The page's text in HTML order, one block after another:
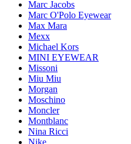
Marc Jacobs
Marc O'Polo Eyewear
Max Mara
Mexx
Michael Kors
MINI EYEWEAR
Missoni
Miu Miu
Morgan
Moschino
Moncler
Montblanc
Nina Ricci